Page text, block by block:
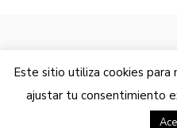
© 2025
Este sitio utiliza cookies para
ajustar tu consentimiento